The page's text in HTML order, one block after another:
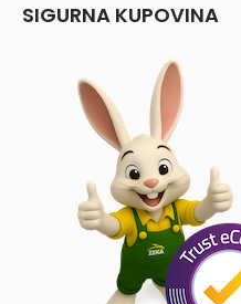
SIGURNA KUPOVINA